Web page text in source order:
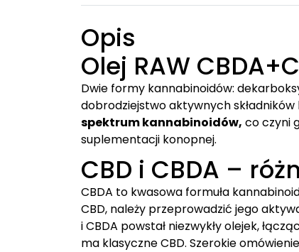
Opis
Olej RAW
Dwie formy kannabinoidów:
dobrodziejstwo aktywnych
spektrum kannabinoidów, co czyni
suplementacji konopnej.
CBD i CBDA –
CBDA to kwasowa formuła
CBD, należy przeprowadzić jego
i CBDA powstał niezwykły olejek,
ma klasyczne CBD. Szerokie